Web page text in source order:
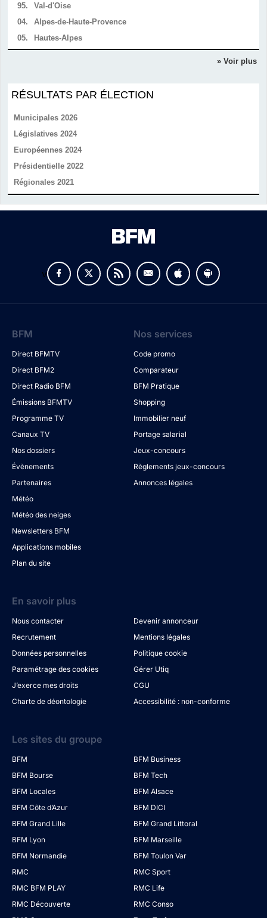
95.
Val-d'Oise
04.
Alpes-de-Haute-Provence
05.
Hautes-Alpes
» Voir plus
RÉSULTATS PAR ÉLECTION
Municipales 2026
Législatives 2024
Européennes 2024
Présidentielle 2022
Régionales 2021
v
BFM
Direct BFMTV
Direct BFM2
Direct Radio BFM
Émissions BFMTV
Programme TV
Canaux TV
Nos dossiers
Évènements
Partenaires
Météo
Météo des neiges
Newsletters BFM
Applications mobiles
Plan du site
Nos services
Code promo
Comparateur
BFM Pratique
Shopping
Immobilier neuf
Portage salarial
Jeux-concours
Règlements jeux-concours
Annonces légales
En savoir plus
Nous contacter
Devenir annonceur
Recrutement
Mentions légales
Données personnelles
Politique cookie
Paramétrage des cookies
Gérer Utiq
J’exerce mes droits
CGU
Charte de déontologie
Accessibilité : non-conforme
Les sites du groupe
BFM
BFM Business
BFM Bourse
BFM Tech
BFM Locales
BFM Alsace
BFM Côte d’Azur
BFM DICI
BFM Grand Lille
BFM Grand Littoral
BFM Lyon
BFM Marseille
BFM Normandie
BFM Toulon Var
RMC
RMC Sport
RMC BFM PLAY
RMC Life
RMC Découverte
RMC Conso